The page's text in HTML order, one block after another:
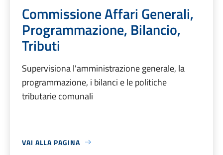
Commissione Affari Generali,
Programmazione, Bilancio,
Tributi
Supervisiona l'amministrazione generale, la
programmazione, i bilanci e le politiche
tributarie comunali
VAI ALLA PAGINA